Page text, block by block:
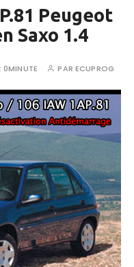
Peugeot
Saxo 1.4
0MINUTE PARECUPROG